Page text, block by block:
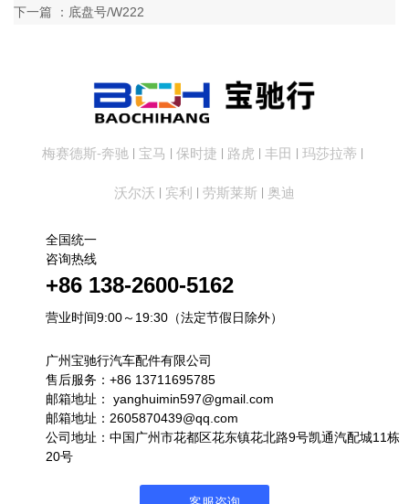
下一篇 ： 底盘号/W222
梅赛德斯-奔驰 宝马 保时捷 路虎 丰田 玛莎拉蒂
沃尔沃 宾利 劳斯莱斯 奥迪
全国统一
咨询热线
+86 138-2600-5162
营业时间9:00～19:30（法定节假日除外）
广州宝驰行汽车配件有限公司
售后服务：+86 13711695785
邮箱地址： yanghuimin597@gmail.com
邮箱地址：2605870439@qq.com
公司地址：中国广州市花都区花东镇花北路9号凯通汽配城11栋
20号